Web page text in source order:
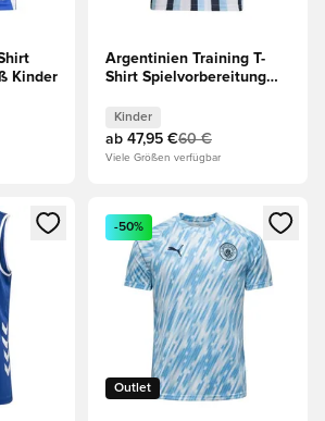
Kinder
Argentinien Training T-
Shirt Spielvorbereitung
Kinder
ab 47,95 €60 €
Viele Größen verfügbar
zum Anmelden oder Registrieren
Öffnet ein neues Fenster
Outlet
-50%